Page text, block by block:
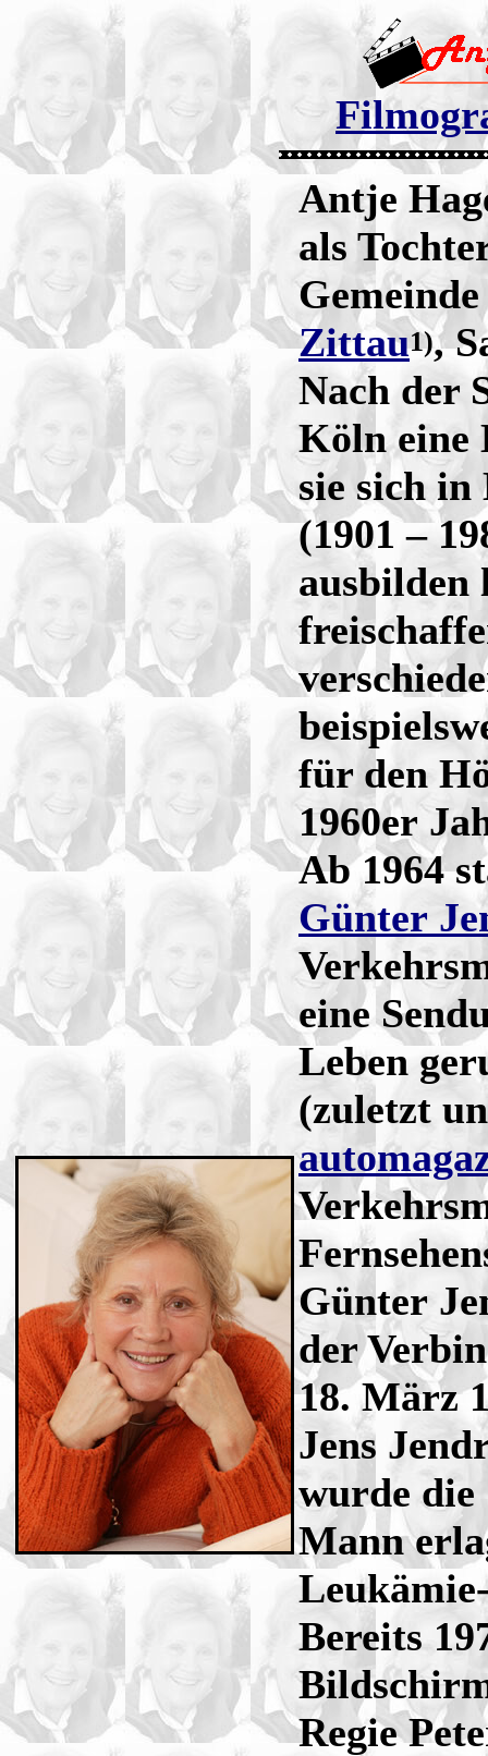
Antje
als
Zittau1),
Nach der
Köln eine
sie sich
(1901 –
ausbilden
für den
1960er
Ab 1964
Günter
eine
Leben
(zuletzt
Günter
der
18. März
Jens
wurde
Mann
Bereits
Regie